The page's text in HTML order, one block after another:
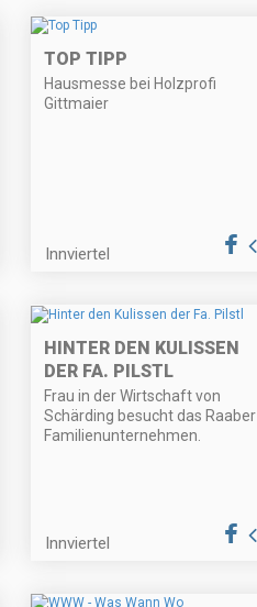
TOP TIPP
Hausmesse bei Holzprofi
Gittmaier
Innviertel
HINTER DEN KULISSEN
DER FA. PILSTL
Frau in der Wirtschaft von
Schärding besucht das Raaber
Familienunternehmen.
Innviertel